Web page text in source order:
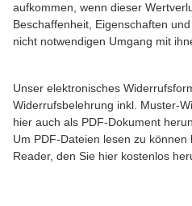
aufkommen, wenn dieser
Beschaffenheit, Eigenschaften
nicht notwendigen Umgang mit
Unser elektronisches
Widerrufsbelehrung inkl. Muster-
hier auch als PDF-Dokument
Um PDF-Dateien lesen zu
Reader, den Sie hier kostenlos